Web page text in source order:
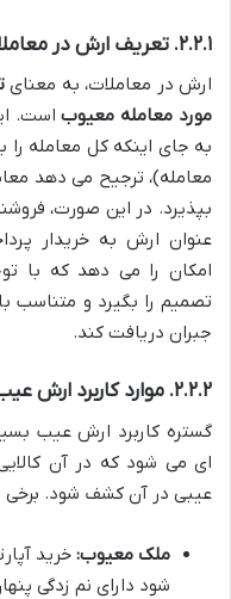
۲.۲.۱. تعریف ارش در معاملات
ارش در معاملات، به معنای
مورد معامله معیوباست.
به جای اینکه کل معامله
معامله)، ترجیح می دهد
بپذیرد. در این صورت،
عنوان ارش به خریدار
امکان را می دهد که با
تصمیم را بگیرد و
جبران دریافت کند.
۲.۲.۲. موارد کاربرد ارش عیب
گستره کاربرد ارش عیب
ای می شود که در آن
عیبی در آن کشف شود. برخی
ملک معیوب: خرید
شود دارای نم زدگی